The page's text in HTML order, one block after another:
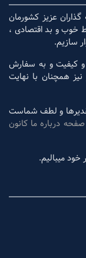
گذاران عزیز کشورمان
خوب و بد اقتصادی ،
سازیم.
دقت و کیفیت و به سفارش
نیز همچنان با نهایت
و لطف شماست
صفحه درباره ما کانون
میبالیم.